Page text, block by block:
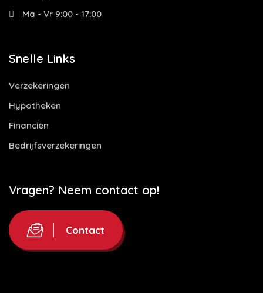
Ma - Vr 9:00 - 17:00
Snelle Links
Verzekeringen
Hypotheken
Financiën
Bedrijfsverzekeringen
Vragen? Neem contact op!
Contact